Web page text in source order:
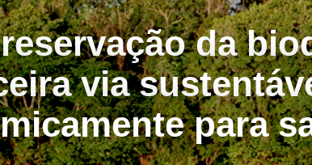
da
via
para